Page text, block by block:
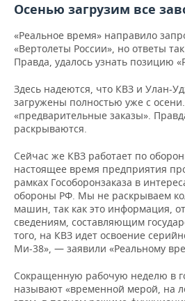
Осенью загрузим все
«Реальное время» направило
«Вертолеты России», но ответы
Правда, удалось узнать позицию
Здесь надеются, что КВЗ и Улан-
загружены полностью уже с
«предварительные заказы».
раскрываются.
Сейчас же КВЗ работает по
настоящее время предприятия
рамках Гособоронзаказа в
обороны РФ. Мы не раскрываем
машин, так как это информация,
сведениям, составляющим
того, на КВЗ идет освоение
Ми-38», — заявили «Реальному
Сокращенную рабочую неделю в
называют «временной мерой, на